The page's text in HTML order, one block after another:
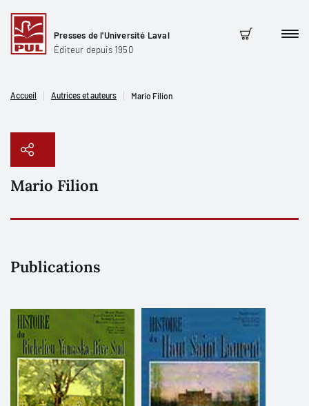
Presses de l'Université Laval
Éditeur depuis 1950
Panier
Accueil Autrices et auteurs Mario Filion
Mario Filion
Publications